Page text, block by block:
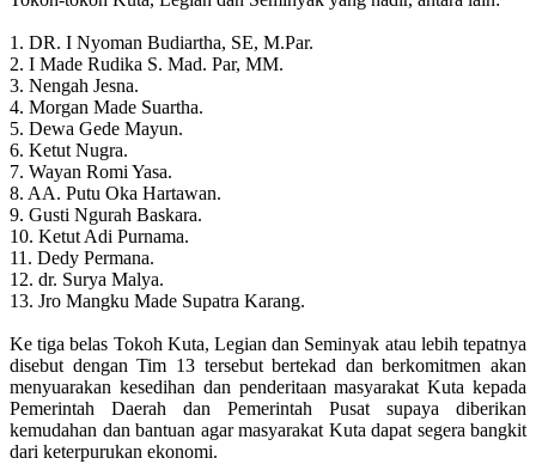
1. DR. I Nyoman Budiartha, SE, M.Par.
2. I Made Rudika S. Mad. Par, MM.
3. Nengah Jesna.
4. Morgan Made Suartha.
5. Dewa Gede Mayun.
6. Ketut Nugra.
7. Wayan Romi Yasa.
8. AA. Putu Oka Hartawan.
9. Gusti Ngurah Baskara.
10. Ketut Adi Purnama.
11. Dedy Permana.
12. dr. Surya Malya.
13. Jro Mangku Made Supatra Karang.
Ke tiga belas Tokoh Kuta, Legian dan Seminyak atau lebih tepatnya
disebut dengan Tim 13 tersebut bertekad dan berkomitmen akan
menyuarakan kesedihan dan penderitaan masyarakat Kuta kepada
Pemerintah Daerah dan Pemerintah Pusat supaya diberikan
kemudahan dan bantuan agar masyarakat Kuta dapat segera bangkit
dari keterpurukan ekonomi.